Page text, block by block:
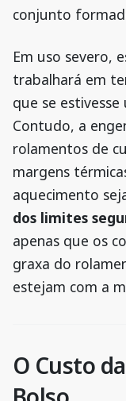
conjunto
Em uso severo,
trabalhará em
que se
Contudo, a
rolamentos de
margens
aquecimento
dos limites
apenas que os
graxa do
estejam com a
O Custo